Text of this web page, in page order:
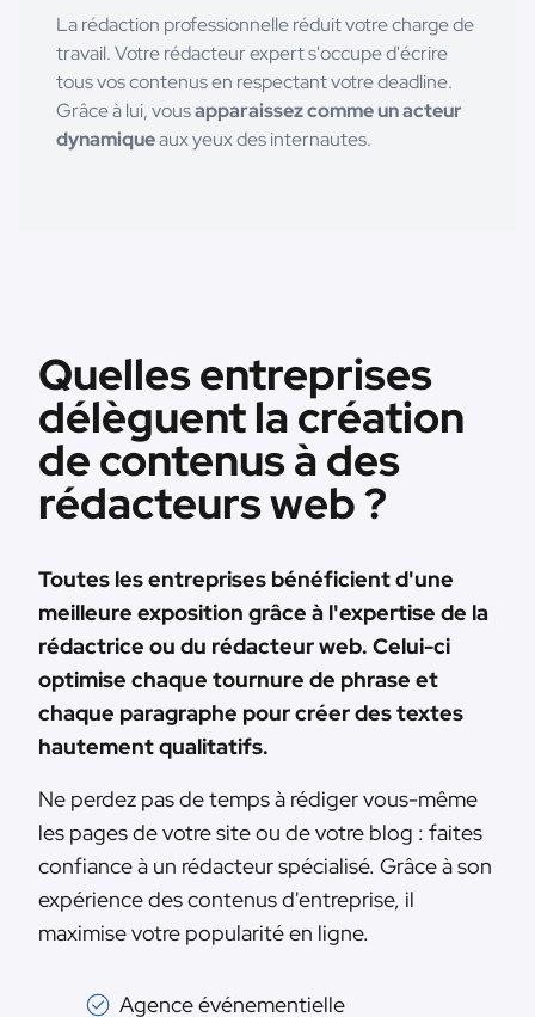
La rédaction professionnelle réduit votre charge de
travail. Votre rédacteur expert s'occupe d'écrire
tous vos contenus en respectant votre deadline.
Grâce à lui, vousapparaissez comme un acteur
dynamiqueaux yeux des internautes.
Quelles entreprises
délèguent la création
de contenus à des
rédacteurs web ?
Toutes les entreprises bénéficient d'une
meilleure exposition grâce à l'expertise de la
rédactrice ou du rédacteur web. Celui-ci
optimise chaque tournure de phrase et
chaque paragraphe pour créer des textes
hautement qualitatifs.
Ne perdez pas de temps à rédiger vous-même
les pages de votre site ou de votre blog : faites
confiance à un rédacteur spécialisé. Grâce à son
expérience des contenus d'entreprise, il
maximise votre popularité en ligne.
Agence événementielle